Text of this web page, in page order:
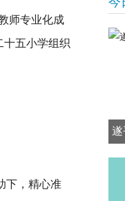
师专业化成
十五小学组织
下，精心准
遂